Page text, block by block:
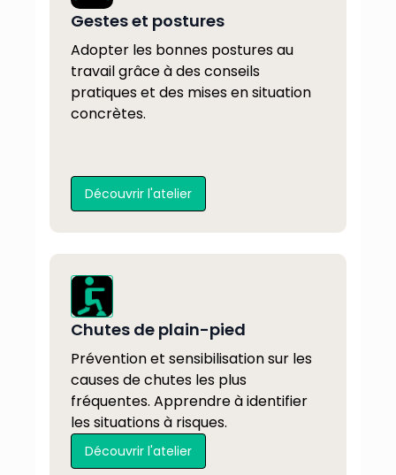
Gestes et postures
Adopter les bonnes postures au
travail grâce à des conseils
pratiques et des mises en situation
concrètes.
Découvrir l'atelier
Chutes de plain-pied
Prévention et sensibilisation sur les
causes de chutes les plus
fréquentes. Apprendre à identifier
les situations à risques.
Découvrir l'atelier